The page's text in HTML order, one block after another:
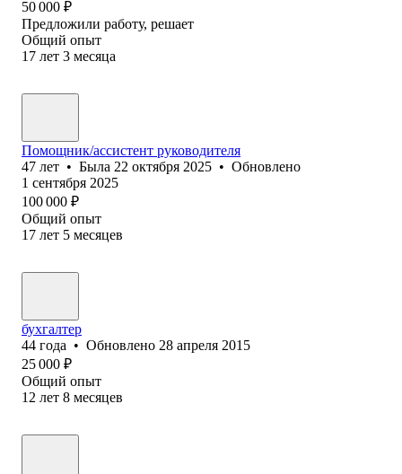
50 000 ₽
Предложили работу, решает
Общий опыт
17 лет 3 месяца
Помощник/ассистент руководителя
47 лет • Была 22 октября 2025 • Обновлено
1 сентября 2025
100 000 ₽
Общий опыт
17 лет 5 месяцев
бухгалтер
44 года • Обновлено 28 апреля 2015
25 000 ₽
Общий опыт
12 лет 8 месяцев